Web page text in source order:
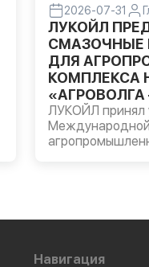
2026-07-31
ЛУКОЙЛ
СМАЗОЧНЫЕ
ДЛЯ
КОМПЛЕКСА
«АГРОВОЛГА
ЛУКОЙЛ принял
Международной
AVANTGARDE,
Навигация